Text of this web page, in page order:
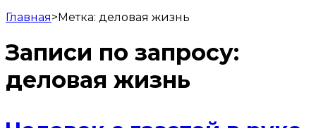
Главная>Метка: деловая жизнь
Записи по запросу:
деловая жизнь